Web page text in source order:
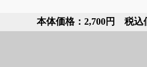
本体価格：2,700円 税込